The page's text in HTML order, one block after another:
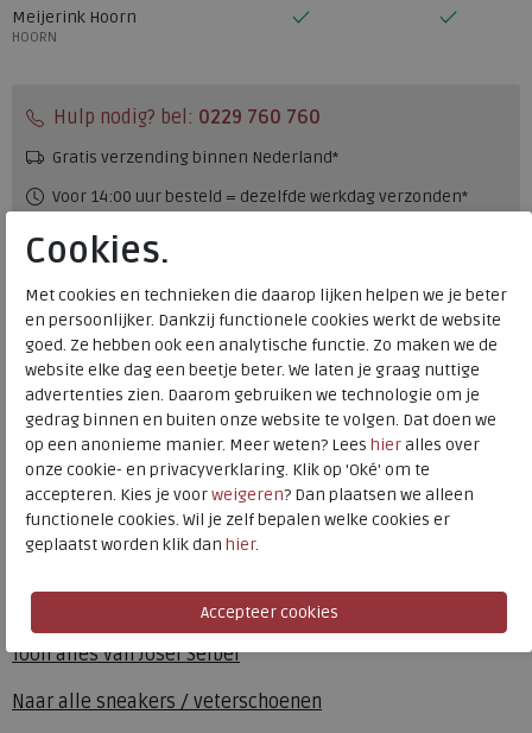
Toon alles vanJosef Seibel
Naar alle sneakers / veterschoenen
Meijerink Hoorn
HOORN
Hulp nodig? bel: 0229 760 760
Gratis verzending binnen Nederland*
Voor 14:00 uur besteld = dezelfde werkdag verzonden*
Altijd retourneren, binnen 1 werkdag terugbetaald
Merk
Josef Seibel
Fabrikantcode
25332.518.221
Bestelcode
136.22.000005
Kleur
Sand-kombi
Materiaal
Nubuck
Uitneembaar voetbed
ja
Hakhoogte
3.50 cm
Cookies.
Met cookies en technieken die daarop lijken helpen we je beter
en persoonlijker. Dankzij functionele cookies werkt de website
goed. Ze hebben ook een analytische functie. Zo maken we de
website elke dag een beetje beter. We laten je graag nuttige
advertenties zien. Daarom gebruiken we technologie om je
gedrag binnen en buiten onze website te volgen. Dat doen we
op een anonieme manier. Meer weten? Lees hieralles over
onze cookie- en privacyverklaring. Klik op 'Oké' om te
accepteren. Kies je voorweigeren? Dan plaatsen we alleen
functionele cookies. Wil je zelf bepalen welke cookies er
geplaatst worden klik dan hier.